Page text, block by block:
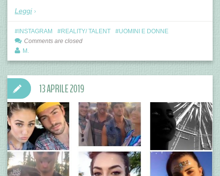
Leggi
INSTAGRAM REALITY/ TALENT
UOMINI E DONNE
Comments are closed
M.
13 APRILE 2019